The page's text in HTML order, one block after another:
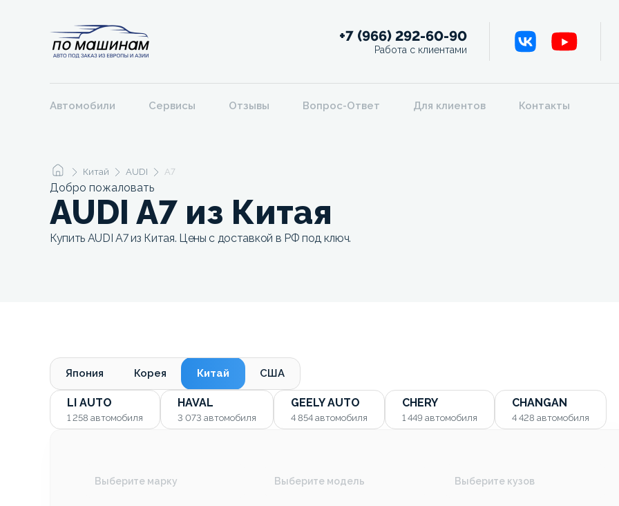
+7 (966) 292-60-90
Работа с клиентами
Автомобили Сервисы Отзывы Вопрос-Ответ Для клиентов Контакты
Китай AUDI A7
Добро пожаловать
AUDI A7 из Китая
Купить AUDI A7 из Китая. Цены с доставкой в РФ под ключ.
Япония Корея Китай США
LI AUTO
1 258 автомобиля
HAVAL
3 073 автомобиля
GEELY AUTO
4 854 автомобиля
CHERY
1 449 автомобиля
CHANGAN
4 428 автомобиля
Выберите марку Выберите модель Выберите кузов